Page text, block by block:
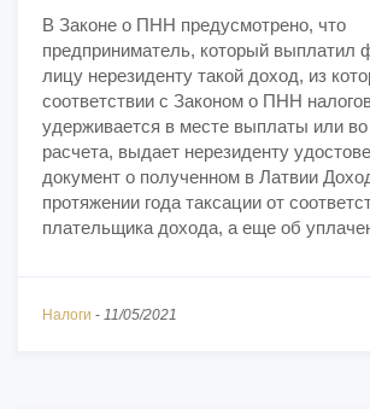
В Законе о ПНН предусмотрено, что
предприниматель, который выплатил
лицу нерезиденту такой доход, из
соответствии с Законом о ПНН
удерживается в месте выплаты или
расчета, выдает нерезиденту
документ о полученном в Латвии
протяжении года таксации от
плательщика дохода, а еще об
Налоги - 11/05/2021